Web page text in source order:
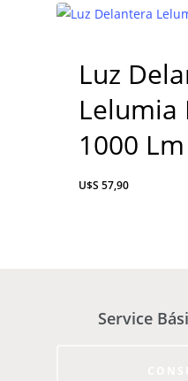
Luz
Lelumia
1000 Lm
$ 57,90
Service